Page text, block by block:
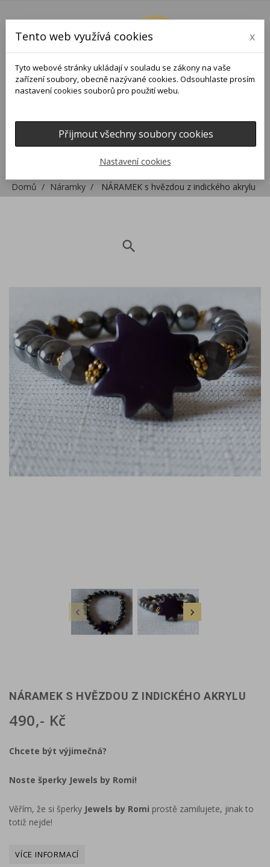
Domů Náramky NÁRAMEK s hvězdou z indického akrylu
search
 
NÁRAMEK S HVĚZDOU Z INDICKÉHO AKRYLU
490,- Kč
Chcete být výjimečná?
Noste šperky Jewels by Romi!
Věřím, že si šperky Jewels by Romi prostě zamilujete, jinak to
totiž nejde!
Tento web využívá cookies x
Tyto webové stránky ukládají v souladu se zákony na vaše
zařízení soubory, obecně nazývané cookies. Odsouhlaste prosím
nastavení cookies souborů pro použití webu.
Přijmout všechny soubory cookies
Nastavení cookies